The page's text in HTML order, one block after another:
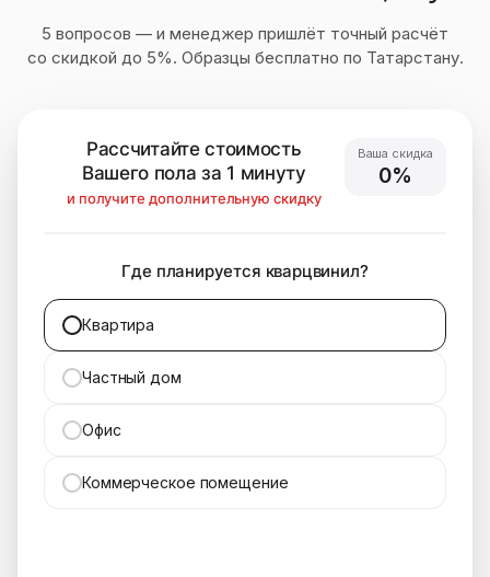
5 вопросов — и менеджер пришлёт точный расчёт
со скидкой до 5%. Образцы бесплатно по Татарстану.
Рассчитайте стоимость
Вашего пола за 1 минуту
и получите дополнительную скидку
Ваша скидка
0%
Где планируется кварцвинил?
Квартира
Частный дом
Офис
Коммерческое помещение